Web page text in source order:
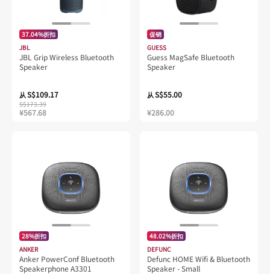
37.04%折扣
JBL
JBL Grip Wireless Bluetooth
Speaker
从S$109.17
S$173.39
¥567.68
促销
GUESS
Guess MagSafe Bluetooth
Speaker
从S$55.00
¥286.00
28%折扣
ANKER
Anker PowerConf Bluetooth
Speakerphone A3301
48.02%折扣
DEFUNC
Defunc HOME Wifi & Bluetooth
Speaker - Small